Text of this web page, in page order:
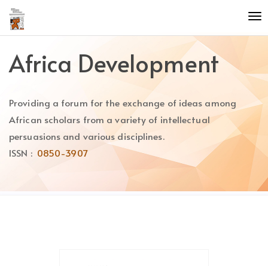
Quick
jump
to
content
Main
Main
Content
Africa Development
Providing a forum for the exchange of ideas among
African scholars from a variety of intellectual
persuasions and various disciplines.
ISSN : 0850-3907